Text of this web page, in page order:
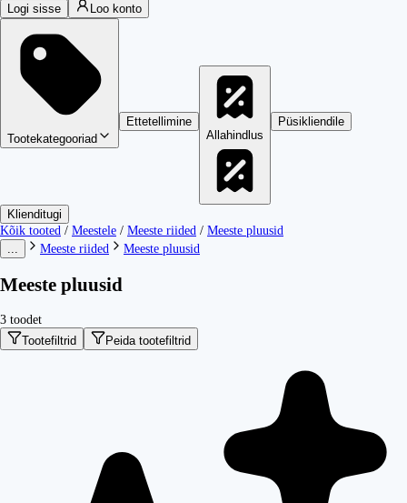
Logi sisse Loo konto
Tootekategooriad
Ettetellimine
Allahindlus
Püsikliendile
Klienditugi
Kõik tooted / Meestele / Meeste riided / Meeste pluusid
Meeste riided Meeste pluusid
Meeste pluusid
3 toodet
Tootefiltrid
Peida tootefiltrid